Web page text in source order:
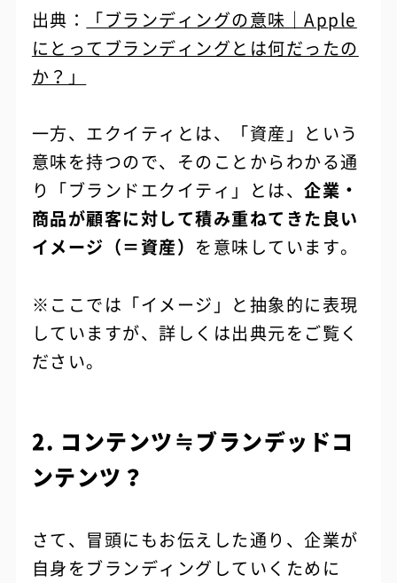
出典：
「ブランディングの意味｜Apple
にとってブランディングとは何だったの
か？」
一方、エクイティとは、「資産」という
意味を持つので、そのことからわかる通
り「ブランドエクイティ」とは、企業・
商品が顧客に対して積み重ねてきた良い
イメージ（＝資産） を意味しています。
※ここでは「イメージ」と抽象的に表現
していますが、詳しくは出典元をご覧く
ださい。
2. コンテンツ≒ブランデッドコ
ンテンツ？
さて、冒頭にもお伝えした通り、企業が
自身をブランディングしていくために